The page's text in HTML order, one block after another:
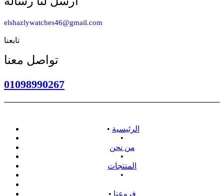
elshazlywatches46@gmail.com
تابعنا
تواصل معنا
01098990267
• الرئيسية
•
من نحن
•
المنتجات
•
• فروعنا